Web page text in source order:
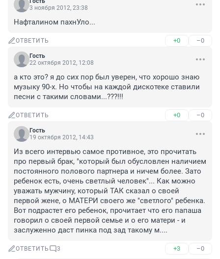
3 ноября 2012, 23:38
Нафталином пахнУло...
ОТВЕТИТЬ +0 –0
Гость
22 октября 2012, 12:08
а кто это? я до сих пор был уверен, что хорошо знаю
музыку 90-х. Но чтобы на каждой дискотеке ставили
песни с такими словами...???!!!
ОТВЕТИТЬ +0 –0
Гость
19 октября 2012, 14:43
Из всего интервью самое противное, это прочитать
про первый брак, "который был обусловлен наличием
постоянного полового партнера и ничем более. Зато
ребенок есть, очень светлый человек"... Как можно
уважать мужчину, который ТАК сказал о своей
первой жене, о МАТЕРИ своего же "светлого" ребенка.
Вот подрастет его ребенок, прочитает что его папаша
говорил о своей первой семье и о его матери - и
заслуженно даст пинка под зад такому м....
ОТВЕТИТЬ 3 +3 –0